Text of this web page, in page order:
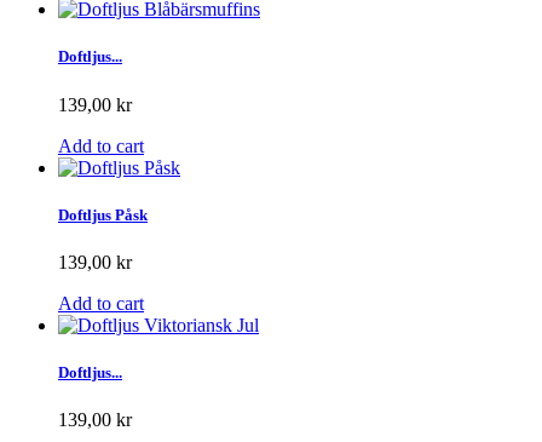
Doftljus...
139,00 kr
Add to cart
Doftljus Påsk
139,00 kr
Add to cart
Doftljus...
139,00 kr